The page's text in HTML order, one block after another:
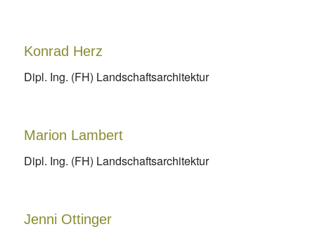
Konrad Herz
Dipl. Ing. (FH) Landschaftsarchitektur
Marion Lambert
Dipl. Ing. (FH) Landschaftsarchitektur
Jenni Ottinger